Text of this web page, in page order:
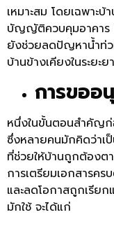
เหมาะสม โดยเฉพาะ
บัญญัติควบคุมอาคาร
ยังช่วยลดปัญหาน้ำท่ว
บ้านข้างเคียงในระยะ
การขออ
หนึ่งในขั้นตอนสำคัญ
ซึ่งหลายคนมักคิดว่าเ
ที่ช่วยให้บ้านถูกต้อง
การเตรียมเอกสารคร
และลดโอกาสถูกเรีย
มักใช้ จะได้แก่